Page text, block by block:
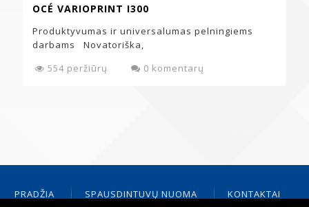
OCÉ VARIOPRINT I300
Produktyvumas ir universalumas pelningiems
darbams Novatoriška,
554 peržiūrų
0 komentarų
PRADŽIA SPAUSDINTUVŲ NUOMA
KONTAKTAI